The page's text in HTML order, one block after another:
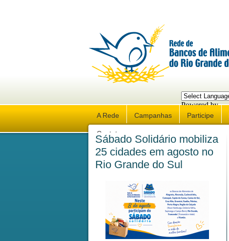
Powered by
Translate
A Rede Campanhas Participe
Contato
Sábado Solidário mobiliza
25 cidades em agosto no
Rio Grande do Sul